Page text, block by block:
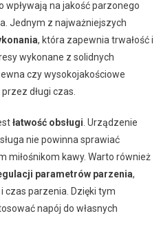
wpływają na jakość parzonego
Jednym z najważniejszych
, która zapewnia trwałość i
wykonane z solidnych
czy wysokojakościowe
długi czas.
łatwość obsługi . Urządzenie
nie powinna sprawiać
miłośnikom kawy. Warto również
parametrów parzenia,
czas parzenia. Dzięki tym
napój do własnych